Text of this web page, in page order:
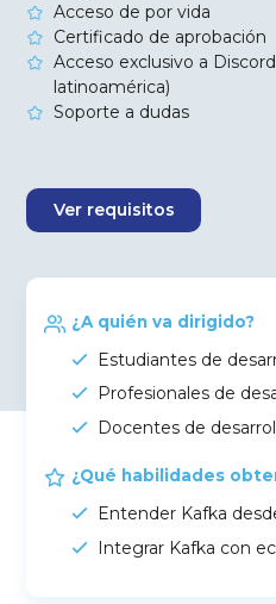
Acceso de por vida
Certificado de aprobación
Acceso exclusivo a
latinoamérica)
Soporte a dudas
Ver requisitos
¿A quién va dirigido?
Estudiantes de
Profesionales de
Docentes de
¿Qué habilidades
Entender Kafka
Integrar Kafka con